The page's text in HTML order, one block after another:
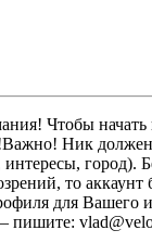
Чтобы начать
Ник должен
то аккаунт
для
пишите: